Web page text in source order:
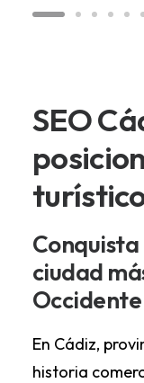
SEO
ciudad
Occidente
En Cádiz,
historia